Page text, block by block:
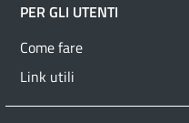
PER GLI UTENTI
Come fare
Link utili